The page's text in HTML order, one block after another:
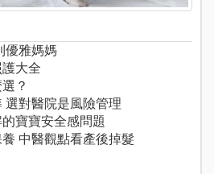
優雅媽媽
大全
？
選對醫院是風險管理
寶寶安全感問題
中醫觀點看產後掉髮